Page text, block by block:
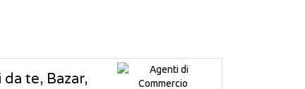
te, Bazar,